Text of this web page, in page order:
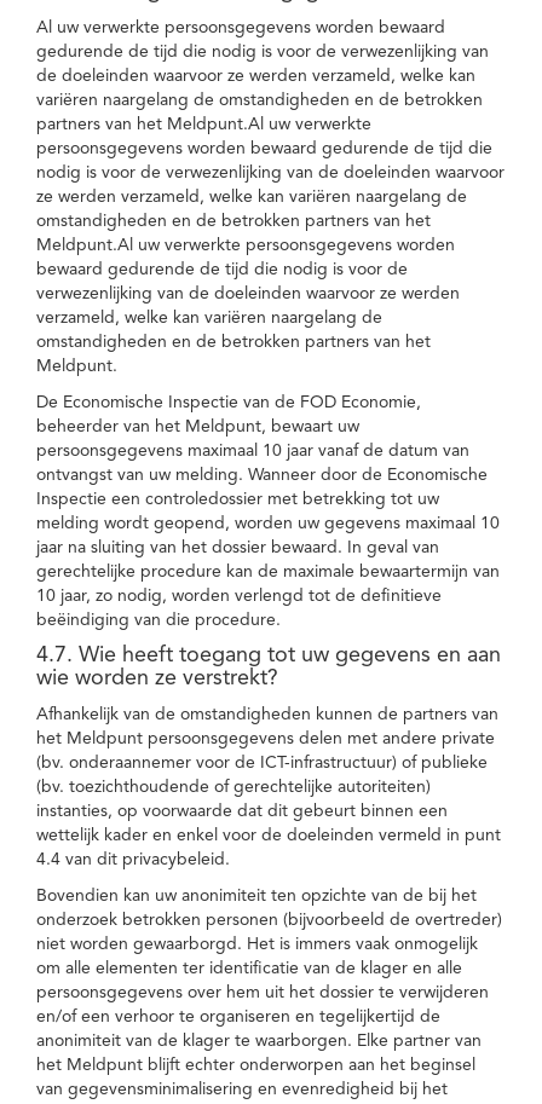
Al uw verwerkte persoonsgegevens worden bewaard
gedurende de tijd die nodig is voor de verwezenlijking van
de doeleinden waarvoor ze werden verzameld, welke kan
variëren naargelang de omstandigheden en de betrokken
partners van het Meldpunt.Al uw verwerkte
persoonsgegevens worden bewaard gedurende de tijd die
nodig is voor de verwezenlijking van de doeleinden waarvoor
ze werden verzameld, welke kan variëren naargelang de
omstandigheden en de betrokken partners van het
Meldpunt.Al uw verwerkte persoonsgegevens worden
bewaard gedurende de tijd die nodig is voor de
verwezenlijking van de doeleinden waarvoor ze werden
verzameld, welke kan variëren naargelang de
omstandigheden en de betrokken partners van het
Meldpunt.
De Economische Inspectie van de FOD Economie,
beheerder van het Meldpunt, bewaart uw
persoonsgegevens maximaal 10 jaar vanaf de datum van
ontvangst van uw melding. Wanneer door de Economische
Inspectie een controledossier met betrekking tot uw
melding wordt geopend, worden uw gegevens maximaal 10
jaar na sluiting van het dossier bewaard. In geval van
gerechtelijke procedure kan de maximale bewaartermijn van
10 jaar, zo nodig, worden verlengd tot de definitieve
beëindiging van die procedure.
4.7. Wie heeft toegang tot uw gegevens en aan
wie worden ze verstrekt?
Afhankelijk van de omstandigheden kunnen de partners van
het Meldpunt persoonsgegevens delen met andere private
(bv. onderaannemer voor de ICT-infrastructuur) of publieke
(bv. toezichthoudende of gerechtelijke autoriteiten)
instanties, op voorwaarde dat dit gebeurt binnen een
wettelijk kader en enkel voor de doeleinden vermeld in punt
4.4 van dit privacybeleid.
Bovendien kan uw anonimiteit ten opzichte van de bij het
onderzoek betrokken personen (bijvoorbeeld de overtreder)
niet worden gewaarborgd. Het is immers vaak onmogelijk
om alle elementen ter identificatie van de klager en alle
persoonsgegevens over hem uit het dossier te verwijderen
en/of een verhoor te organiseren en tegelijkertijd de
anonimiteit van de klager te waarborgen. Elke partner van
het Meldpunt blijft echter onderworpen aan het beginsel
van gegevensminimalisering en evenredigheid bij het